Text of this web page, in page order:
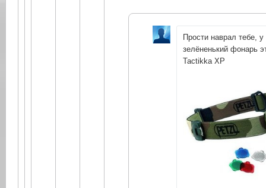
Прости наврал тебе,
зелёненький фонарь
Tactikka XP